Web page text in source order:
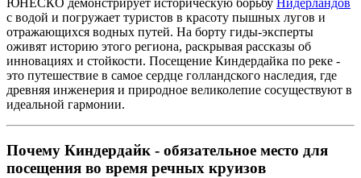
ЮНЕСКО демонстрирует историческую борьбу Нидерландов
с водой и погружает туристов в красоту пышных лугов и
отражающихся водных путей. На борту гиды-эксперты
оживят историю этого региона, раскрывая рассказы об
инновациях и стойкости. Посещение Киндердайка по реке -
это путешествие в самое сердце голландского наследия, где
древняя инженерия и природное великолепие сосуществуют в
идеальной гармонии.
Почему Киндердайк - обязательное место для
посещения во время речных круизов